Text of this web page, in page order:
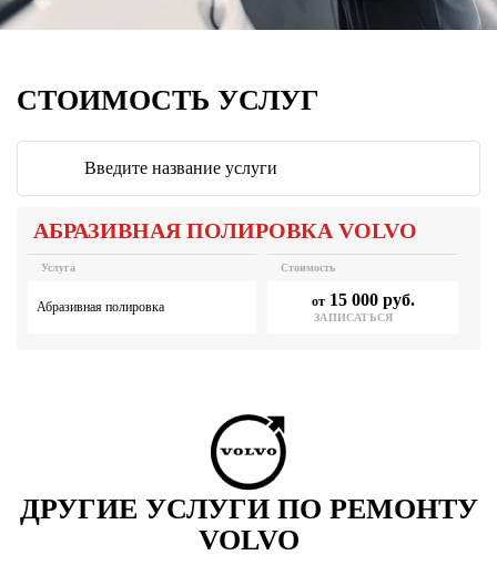
СТОИМОСТЬ УСЛУГ
АБРАЗИВНАЯ ПОЛИРОВКА VOLVO
Услуга Стоимость
Абразивная полировка от15 000 руб.
ЗАПИСАТЬСЯ
ДРУГИЕ УСЛУГИ ПО РЕМОНТУ
VOLVO